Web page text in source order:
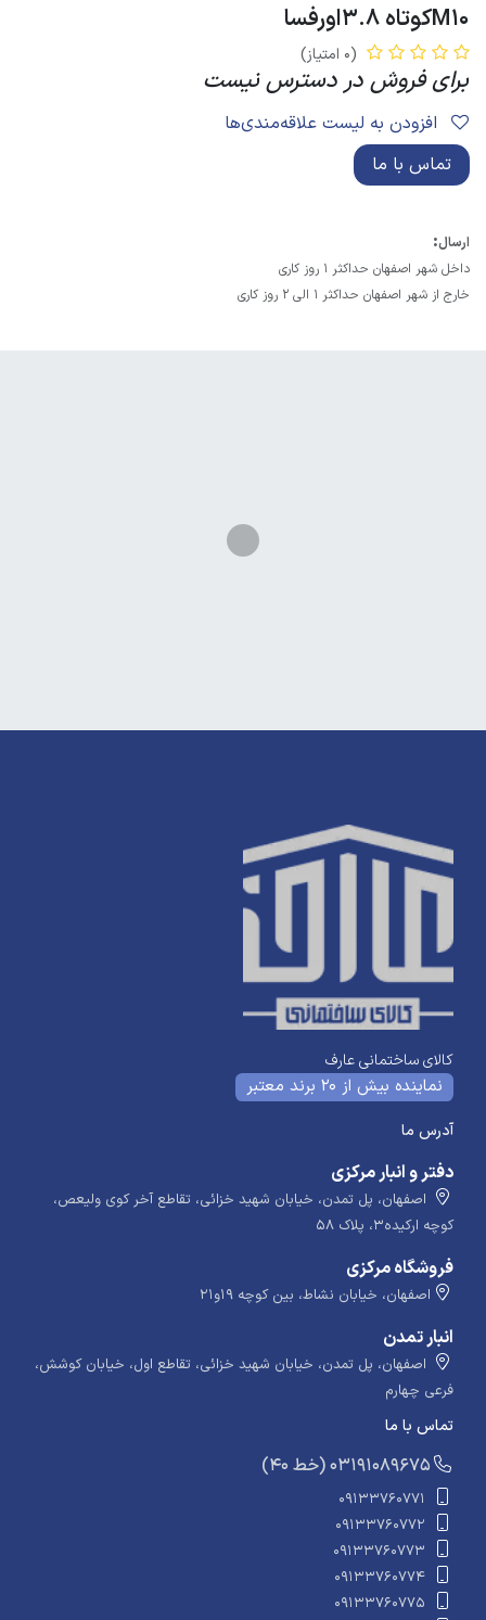
M10کوتاه 3.8اورفسا
(0 امتیاز)
برای فروش در دسترس نیست
تماس با ما
ارسال:
داخل شهر اصفهان حداکثر 1 روز کاری
خارج از شهر اصفهان حداکثر 1 الی 2 روز کاری
کالای ساختمانی عارف
نماینده بیش از 20 برند معتبر
آدرس ما
دفتر و انبار مرکزی
اصفهان، پل تمدن، خیابان شهید خزائی، تقاطع آخر کوی ولیعص،
کوچه ارکیده۳، پلاک ۵۸
فروشگاه مرکزی
اصفهان، خیابان نشاط، بین کوچه ۱۹و۲۱
انبار تمدن
اصفهان، پل تمدن، خیابان شهید خزائی، تقاطع اول، خیابان کوشش،
فرعی چهارم
تماس با ما
​​​ (40 خط) 03191089675
09133760771
09133760772
09133760773
09133760774
09133760775